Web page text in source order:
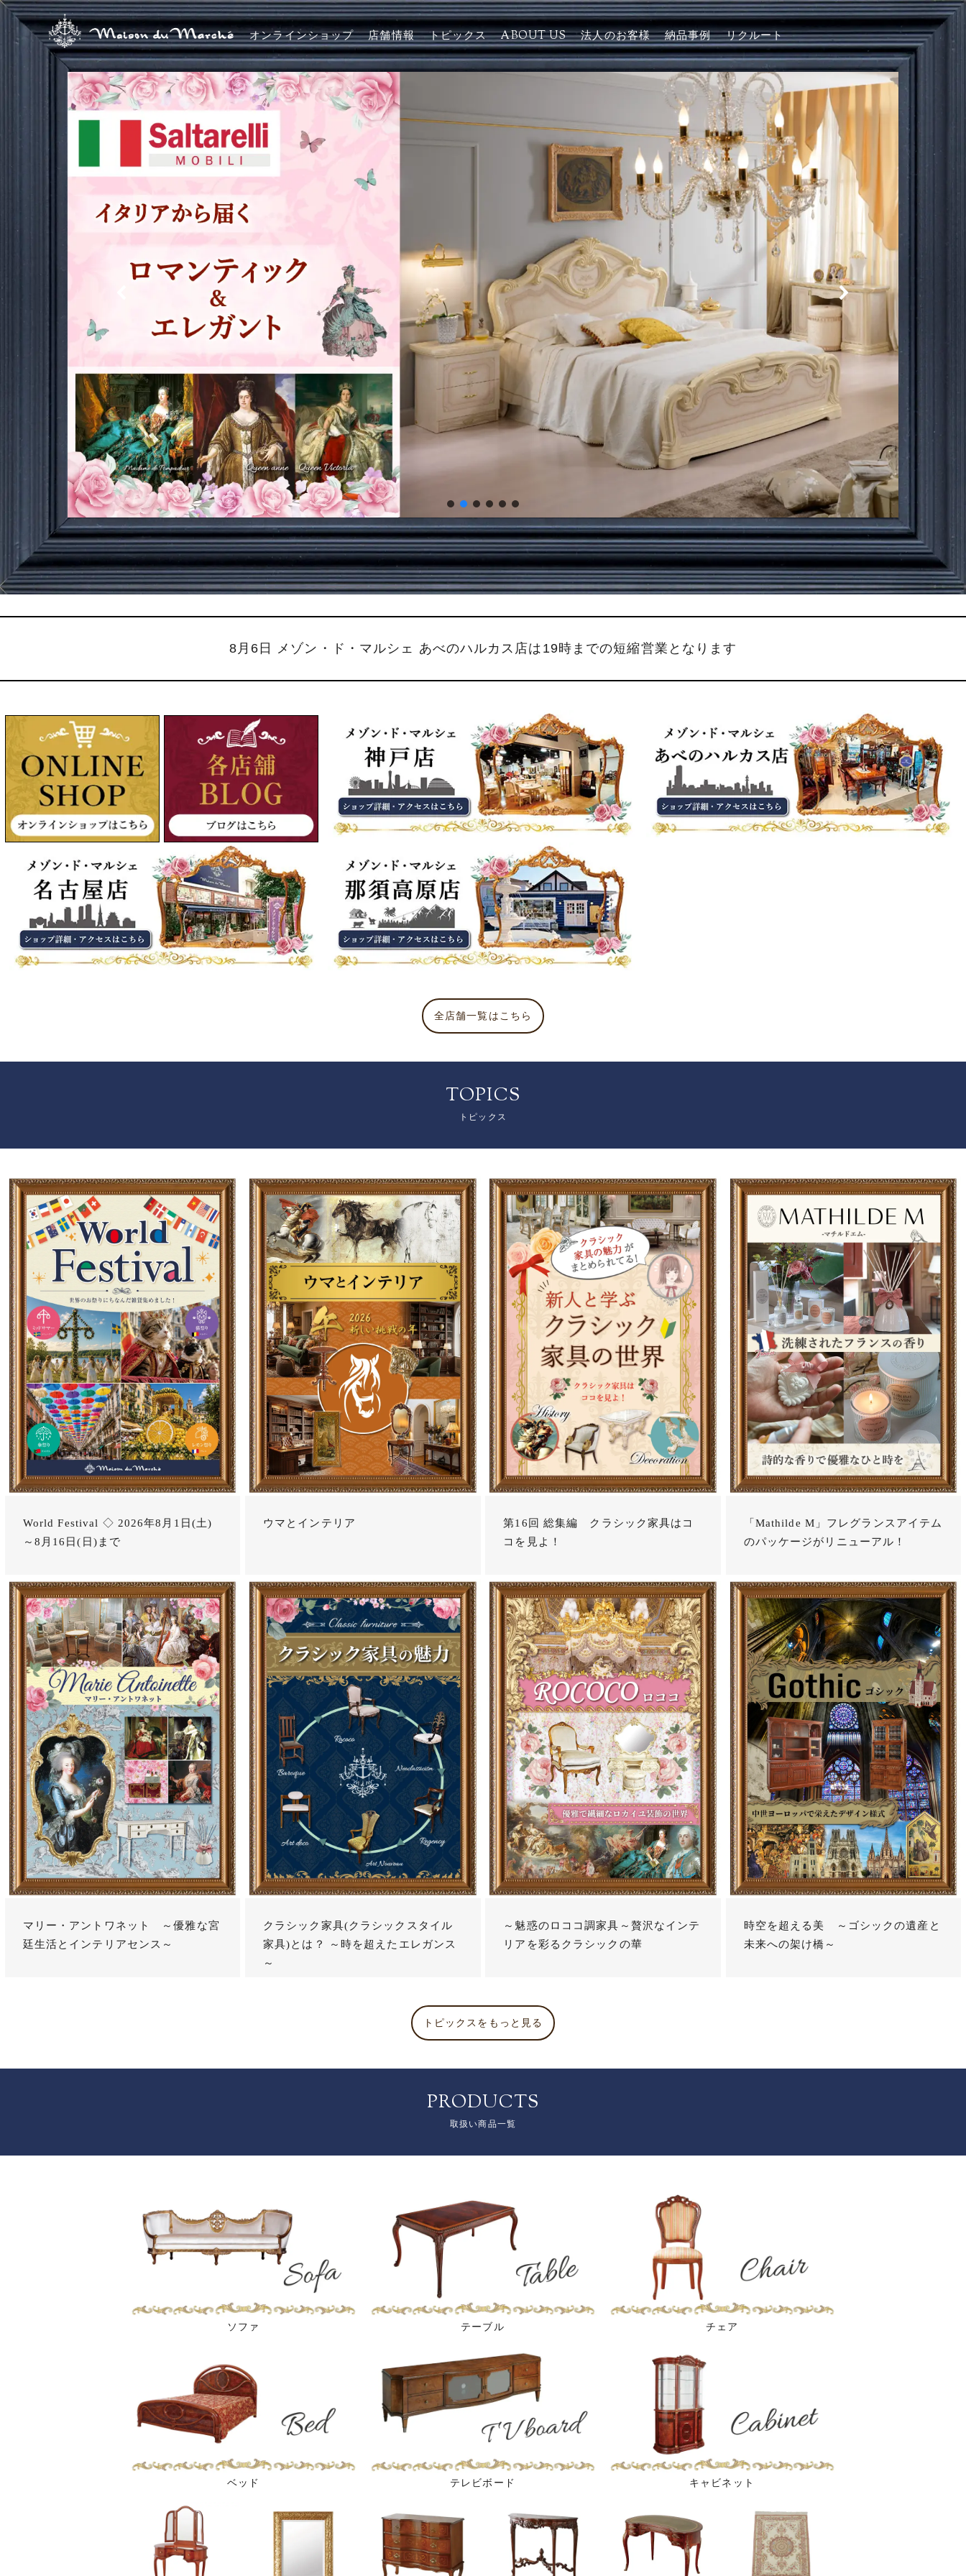
オンラインショップ 店舗情報 トピックス ABOUT US 法人のお客様 納品事例 リクルート
8月6日 メゾン・ド・マルシェ あべのハルカス店は19時までの短縮営業となります
全店舗一覧はこちら
TOPICS
トピックス
World Festival ◇ 2026年8月1日(土)
～8月16日(日)まで
ウマとインテリア
第16回 総集編 クラシック家具はコ
コを見よ！
「Mathilde M」フレグランスアイテム
のパッケージがリニューアル！
マリー・アントワネット ～優雅な宮
廷生活とインテリアセンス～
クラシック家具(クラシックスタイル
家具)とは？ ～時を超えたエレガンス
～
～魅惑のロココ調家具～贅沢なインテ
リアを彩るクラシックの華
時空を超える美 ～ゴシックの遺産と
未来への架け橋～
トピックスをもっと見る
PRODUCTS
取扱い商品一覧
ソファ テーブル チェア
ベッド テレビボード キャビネット